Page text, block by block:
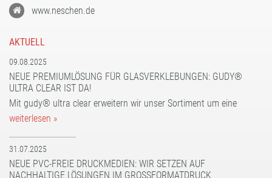
www.neschen.de
AKTUELL
09.08.2025
NEUE PREMIUMLÖSUNG FÜR GLASVERKLEBUNGEN: GUDY®
ULTRA CLEAR IST DA!
Mit gudy® ultra clear erweitern wir unser Sortiment um eine
weiterlesen »
31.07.2025
NEUE PVC-FREIE DRUCKMEDIEN: WIR SETZEN AUF
NACHHALTIGE LÖSUNGEN IM GROSSFORMATDRUCK